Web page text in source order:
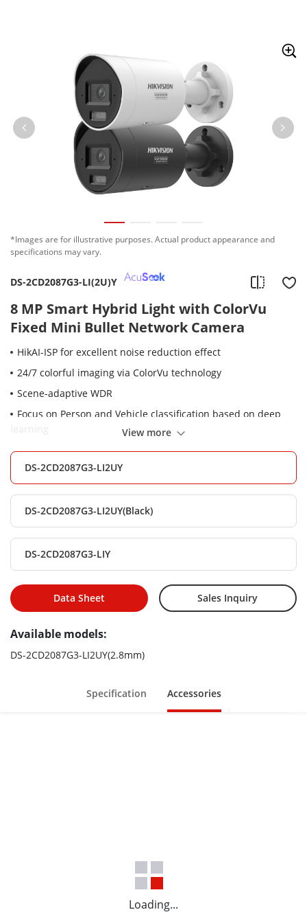
*Images are for illustrative purposes. Actual product appearance and
specifications may vary.
DS-2CD2087G3-LI(2U)Y
8 MP Smart Hybrid Light with ColorVu
Fixed Mini Bullet Network Camera
HikAI-ISP for excellent noise reduction effect
24/7 colorful imaging via ColorVu technology
Scene-adaptive WDR
Focus on Person and Vehicle classification based on deep
Built-in arrayed dual-microphone for real-time high quality
audio security
Anti-corrosion design, providing reliability and longevity
compared to standard (NEMA4X)
supplemental lighting modes
Water and dust resistant (IP67)
View more
DS-2CD2087G3-LI2UY
DS-2CD2087G3-LI2UY(Black)
DS-2CD2087G3-LIY
Data Sheet Sales Inquiry
Available models:
DS-2CD2087G3-LI2UY(2.8mm)
Specification Accessories
Loading...